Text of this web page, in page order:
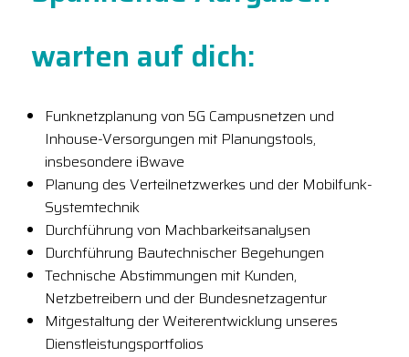
warten auf dich:
Funknetzplanung von 5G Campusnetzen und
Inhouse-Versorgungen mit Planungstools,
insbesondere iBwave
Planung des Verteilnetzwerkes und der Mobilfunk-
Systemtechnik
Durchführung von Machbarkeitsanalysen
Durchführung Bautechnischer Begehungen
Technische Abstimmungen mit Kunden,
Netzbetreibern und der Bundesnetzagentur
Mitgestaltung der Weiterentwicklung unseres
Dienstleistungsportfolios